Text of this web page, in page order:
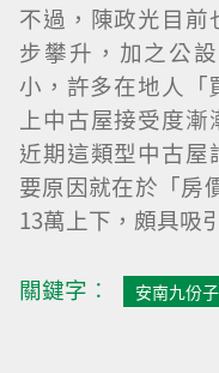
不過，陳政光目
步攀升，加之公
小，許多在地人「
上中古屋接受度漸
近期這類型中古
要原因就在於「房
13萬上下，頗具吸
關鍵字︰ 安南九份